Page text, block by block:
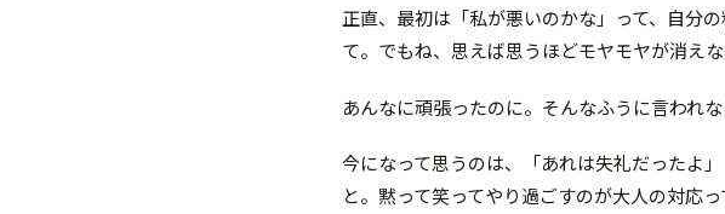
正直、最初は「私が悪いのかな」って、自分
て。でもね、思えば思うほどモヤモヤが消え
あんなに頑張ったのに。そんなふうに言われ
今になって思うのは、「あれは失礼だったよ
と。黙って笑ってやり過ごすのが大人の対応